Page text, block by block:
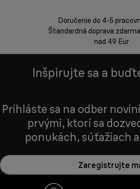
Doručenie do 4-5
Štandardná doprava
nad 49 Eur
Inšpirujte sa a
Prihláste sa na odber
prvými, ktorí sa
ponukách, súťažiach
Zaregistrujte